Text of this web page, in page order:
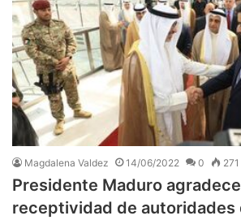
Magdalena Valdez 14/06/2022 0 271
Presidente Maduro
receptividad de autoridades